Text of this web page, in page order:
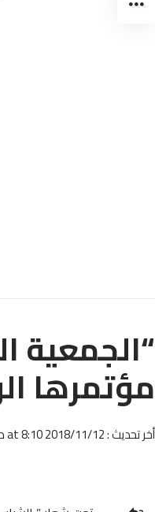
“الجمعية
مؤتمرها
أخر تحديث : 2018/11/12 at 8:10 مساءً